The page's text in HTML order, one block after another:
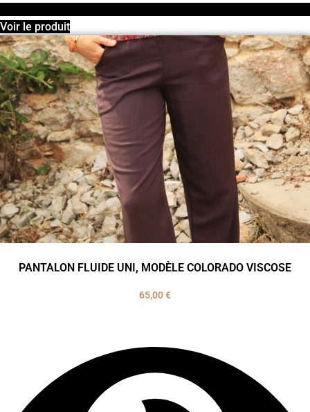
Voir le produit
PANTALON FLUIDE UNI, MODÈLE COLORADO VISCOSE
65,00€